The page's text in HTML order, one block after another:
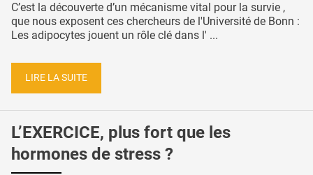
C’est la découverte d’un mécanisme vital pour la survie ,
que nous exposent ces chercheurs de l'Université de Bonn :
Les adipocytes jouent un rôle clé dans l' ...
LIRE LA SUITE
L’EXERCICE, plus fort que les
hormones de stress ?